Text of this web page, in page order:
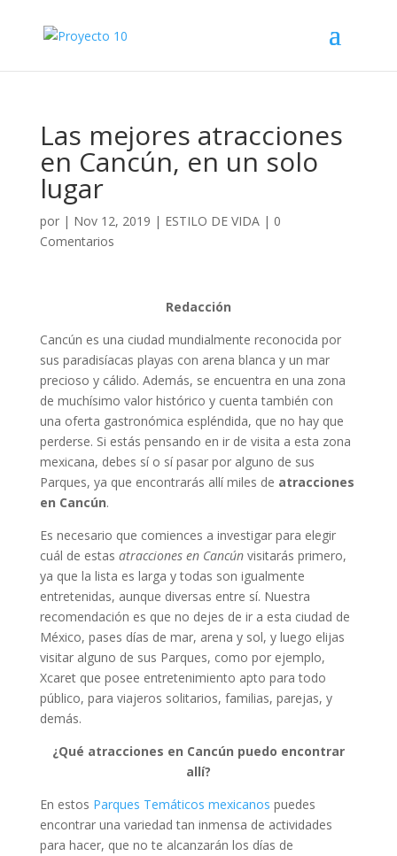
Las mejores atracciones
en Cancún, en un solo
lugar
por | Nov 12, 2019 | ESTILO DE VIDA| 0
Comentarios
Redacción
Cancún es una ciudad mundialmente reconocida por
sus paradisíacas playas con arena blanca y un mar
precioso y cálido. Además, se encuentra en una zona
de muchísimo valor histórico y cuenta también con
una oferta gastronómica espléndida, que no hay que
perderse. Si estás pensando en ir de visita a esta zona
mexicana, debes sí o sí pasar por alguno de sus
Parques, ya que encontrarás allí miles de atracciones
en Cancún.
Es necesario que comiences a investigar para elegir
cuál de estas atracciones en Cancúnvisitarás primero,
ya que la lista es larga y todas son igualmente
entretenidas, aunque diversas entre sí. Nuestra
recomendación es que no dejes de ir a esta ciudad de
México, pases días de mar, arena y sol, y luego elijas
visitar alguno de sus Parques, como por ejemplo,
Xcaret que posee entretenimiento apto para todo
público, para viajeros solitarios, familias, parejas, y
demás.
¿Qué atracciones en Cancún puedo encontrar
allí?
En estos Parques Temáticos mexicanos puedes
encontrar una variedad tan inmensa de actividades
para hacer, que no te alcanzarán los días de